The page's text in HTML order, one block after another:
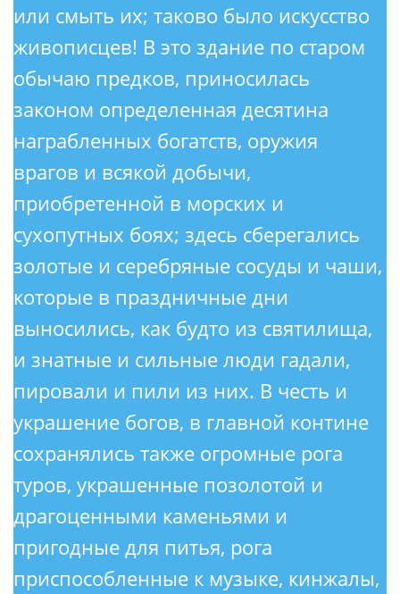
или смыть их; таково было искусство
живописцев! В это здание по старом
обычаю предков, приносилась
законом определенная десятина
награбленных богатств, оружия
врагов и всякой добычи,
приобретенной в морских и
сухопутных боях; здесь сберегались
золотые и серебряные сосуды и чаши,
которые в праздничные дни
выносились, как будто из святилища,
и знатные и сильные люди гадали,
пировали и пили из них. В честь и
украшение богов, в главной контине
сохранялись также огромные рога
туров, украшенные позолотой и
драгоценными каменьями и
пригодные для питья, рога
приспособленные к музыке, кинжалы,